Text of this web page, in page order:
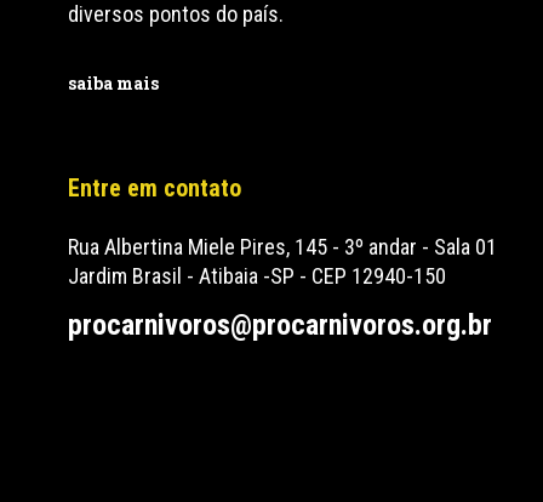
diversos pontos do país.
saiba mais
Entre em contato
Rua Albertina Miele Pires, 145 - 3º andar - Sala 01
Jardim Brasil - Atibaia -SP - CEP 12940-150
procarnivoros@procarnivoros.org.br